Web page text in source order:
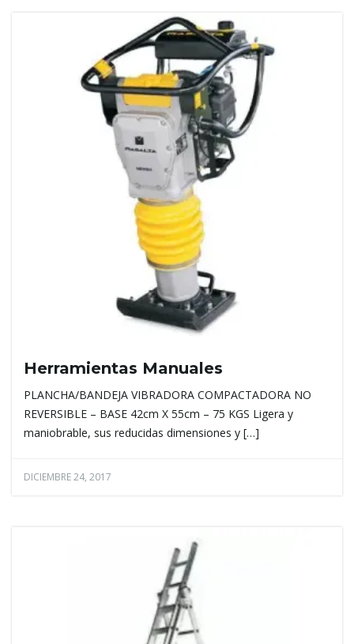
Herramientas Manuales
PLANCHA/BANDEJA VIBRADORA COMPACTADORA NO
REVERSIBLE – BASE 42cm X 55cm – 75 KGS Ligera y
maniobrable, sus reducidas dimensiones y […]
DICIEMBRE 24, 2017